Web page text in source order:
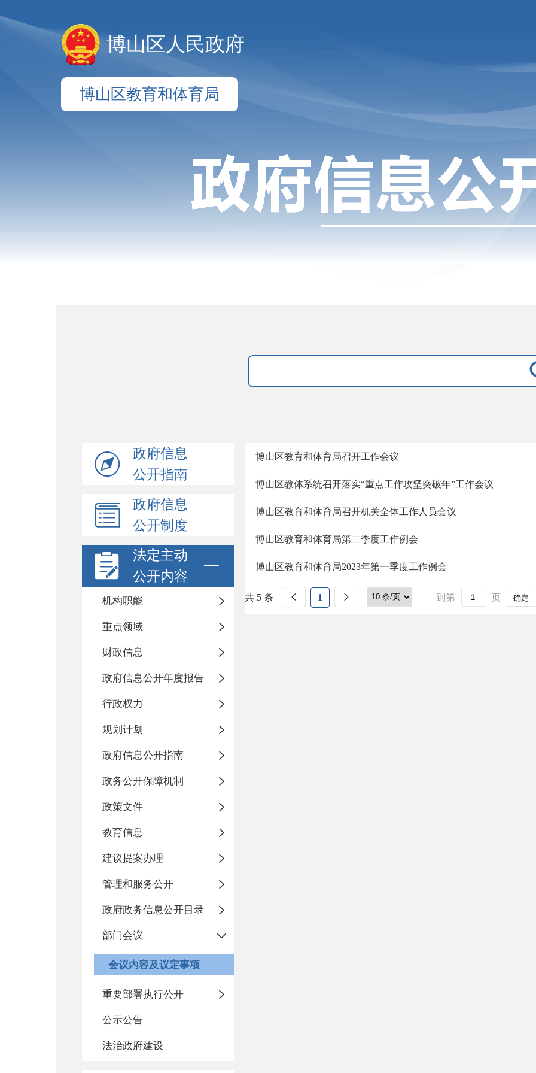
博山区人民政府
博山区教育和体育局
政府信息
公开指南
政府信息
公开制度
法定主动
公开内容
机构职能
重点领域
财政信息
政府信息公开年度报告
行政权力
规划计划
政府信息公开指南
政务公开保障机制
政策文件
教育信息
建议提案办理
管理和服务公开
政府政务信息公开目录
部门会议
会议内容及议定事项
重要部署执行公开
公示公告
法治政府建设
博山区教育和体育局召开工作会议
博山区教体系统召开落实“重点工作攻坚突破年”工作会议
博山区教育和体育局召开机关全体工作人员会议
博山区教育和体育局第二季度工作例会
博山区教育和体育局2023年第一季度工作例会
共 5 条 1 到第 页 确定